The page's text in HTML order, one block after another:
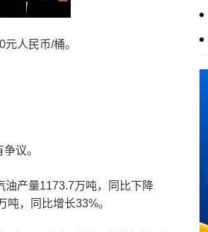
人民币/桶。
议。
产量1173.7万吨，同比下降
，同比增长33%。